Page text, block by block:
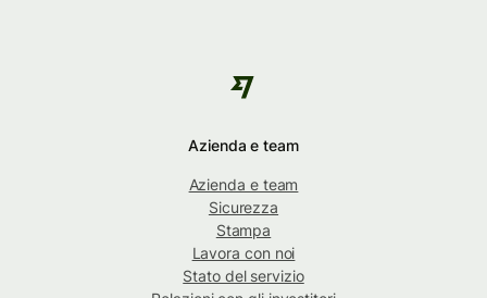
Azienda e team
Azienda e team
Sicurezza
Stampa
Lavora con noi
Stato del servizio